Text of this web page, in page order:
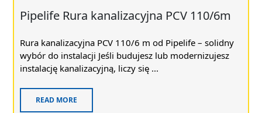
Pipelife Rura kanalizacyjna PCV 110/6m
Rura kanalizacyjna PCV 110/6 m od Pipelife – solidny
wybór do instalacji Jeśli budujesz lub modernizujesz
instalację kanalizacyjną, liczy się ...
READ MORE